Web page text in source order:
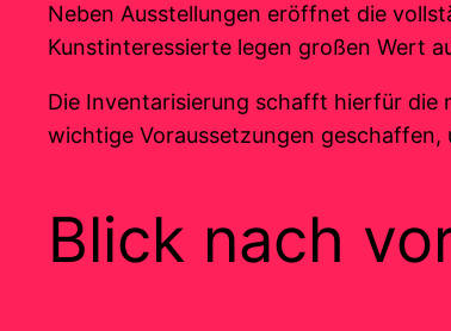
Neben Ausstellungen eröffnet die
Kunstinteressierte legen großen Wert
Die Inventarisierung schafft hierfür die
wichtige Voraussetzungen
Blick nach